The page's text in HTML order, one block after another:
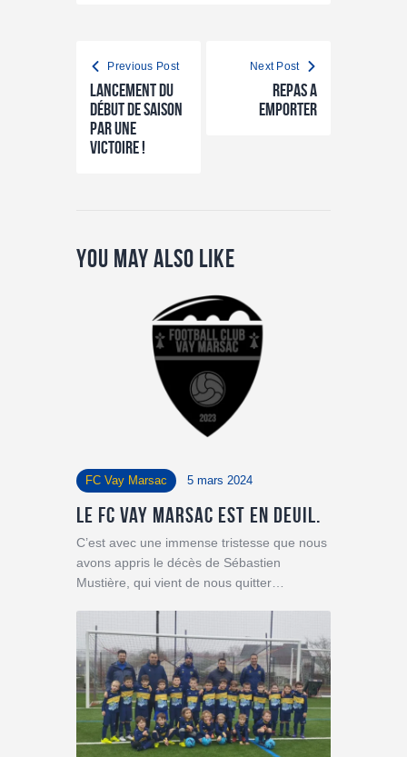
Previous Post
Lancement du
début de saison
par une
victoire !
Next Post
REPAS A
EMPORTER
You May Also Like
FC Vay Marsac 5 mars 2024
Le FC Vay Marsac est en deuil.
C’est avec une immense tristesse que nous
avons appris le décès de Sébastien
Mustière, qui vient de nous quitter…